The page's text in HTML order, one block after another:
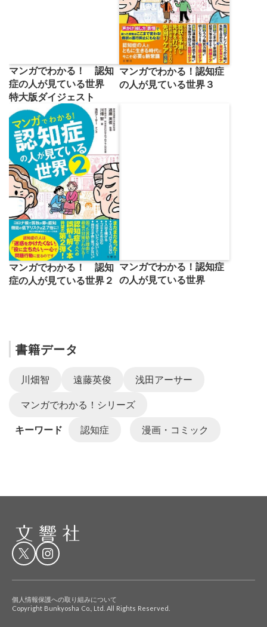
マンガでわかる！ 認知
症の人が見ている世界
特大版ダイジェスト
マンガでわかる！認知症
の人が見ている世界３
マンガでわかる！ 認知
症の人が見ている世界２
マンガでわかる！認知症
の人が見ている世界
書籍データ
川畑智 遠藤英俊 浅田アーサー
マンガでわかる！シリーズ
キーワード 認知症 漫画・コミック
個人情報保護への取り組みについて
Copyright Bunkyosha Co., Ltd. All Rights Reserved.